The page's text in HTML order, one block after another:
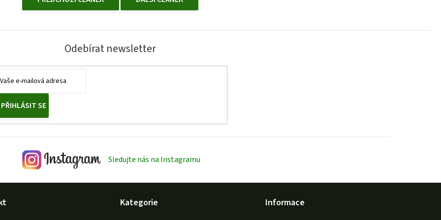
Odebírat newsletter
PŘIHLÁSIT SE
Sledujte nás na Instagramu
Kategorie Informace